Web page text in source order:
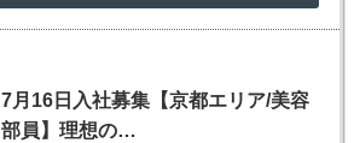
7月16日入社募集【京都エリア/美容
部員】理想の…